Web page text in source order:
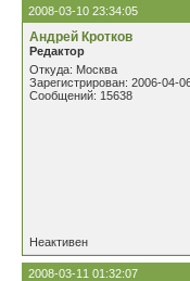
2008-03-10 23:34:05
Андрей Кротков
Редактор
Откуда: Москва
Зарегистрирован: 2006-04-
Сообщений: 15638
Неактивен
2008-03-11 01:32:07